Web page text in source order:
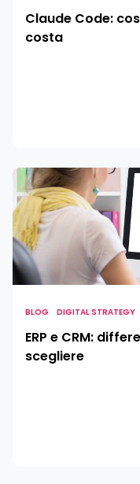
Claude Code:
costa
ERP
e
CRM:
differenze,
vantaggi
e
quale
scegliere
BLOG DIGITAL STRATEGY
ERP e CRM:
scegliere